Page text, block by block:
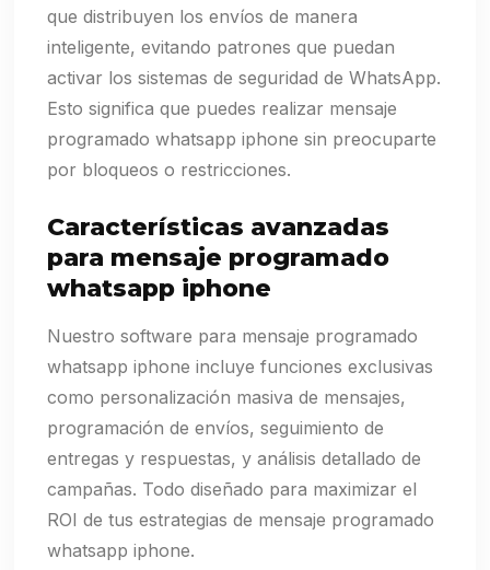
que distribuyen los envíos de manera
inteligente, evitando patrones que puedan
activar los sistemas de seguridad de WhatsApp.
Esto significa que puedes realizar mensaje
programado whatsapp iphone sin preocuparte
por bloqueos o restricciones.
Características avanzadas
para mensaje programado
whatsapp iphone
Nuestro software para mensaje programado
whatsapp iphone incluye funciones exclusivas
como personalización masiva de mensajes,
programación de envíos, seguimiento de
entregas y respuestas, y análisis detallado de
campañas. Todo diseñado para maximizar el
ROI de tus estrategias de mensaje programado
whatsapp iphone.